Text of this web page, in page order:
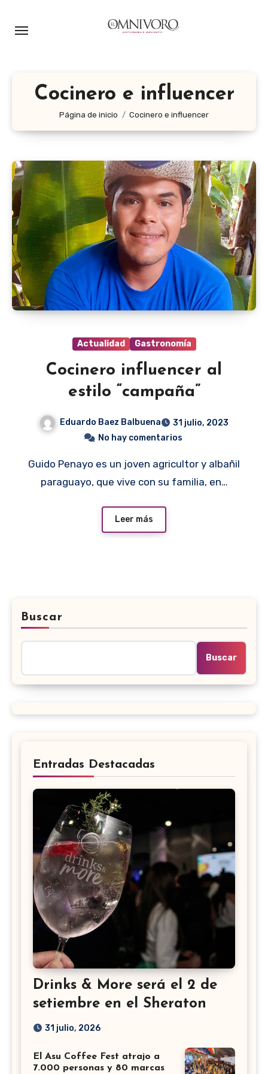
Cocinero e influencer
Página de inicio Cocinero e influencer
Actualidad Gastronomía
Cocinero influencer al
estilo “campaña”
Eduardo Baez Balbuena
31 julio, 2023
No hay comentarios
Guido Penayo es un joven agricultor y albañil
paraguayo, que vive con su familia, en…
Leer más
Buscar
Buscar
Entradas Destacadas
Drinks & More será el 2 de
setiembre en el Sheraton
31 julio, 2026
El Asu Coffee Fest atrajo a
7.000 personas y 80 marcas